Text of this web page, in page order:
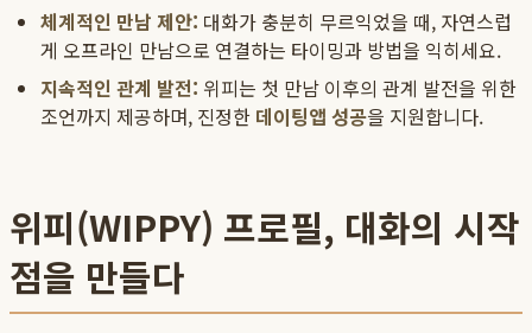
체계적인 만남 제안: 대화가 충분히 무르익었을 때, 자연스럽
게 오프라인 만남으로 연결하는 타이밍과 방법을 익히세요.
지속적인 관계 발전: 위피는 첫 만남 이후의 관계 발전을 위한
조언까지 제공하며, 진정한 데이팅앱 성공을 지원합니다.
위피(WIPPY) 프로필, 대화의 시작
점을 만들다